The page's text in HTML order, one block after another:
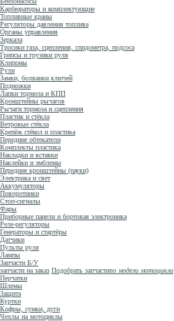
Карбюраторы и комплектующие
Топливные краны
Регуляторы давления топлива
Органы управления
Зеркала
Тросики газа, сцепления, спидометра, подсоса
Грипсы и грузики руля
Клипоны
Рули
Замки, болванки ключей
Подножки
Лапки тормоза и КПП
Кронштейны рычагов
Рычаги тормоза и сцепления
Пластик и стёкла
Ветровые стёкла
Крепёж стёкол и пластика
Передние обтекатели
Комплекты пластика
Накладки и вставки
Наклейки и эмблемы
Передние кронштейны (пауки)
Электрика и свет
Аккумуляторы
Поворотники
Стоп-сигналы
Фары
Приборные панели и бортовая электроника
Реле-регуляторы
Генераторы и стартёры
Датчики
Пульты руля
Лампы
Запчасти Б/У
запчасти на заказ Подобрать запчастипо модели мотоцикла
Перчатки
Шлемы
Защита
Куртки
Кофры, сумки, дуги
Чехлы на мотоциклы